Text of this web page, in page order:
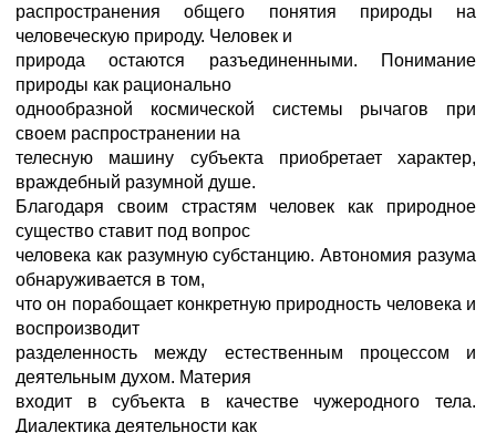
распространения общего понятия природы на
человеческую природу. Человек и
природа остаются разъединенными. Понимание
природы как рационально
однообразной космической системы рычагов при
своем распространении на
телесную машину субъекта приобретает характер,
враждебный разумной душе.
Благодаря своим страстям человек как природное
существо ставит под вопрос
человека как разумную субстанцию. Автономия разума
обнаруживается в том,
что он порабощает конкретную природность человека и
воспроизводит
разделенность между естественным процессом и
деятельным духом. Материя
входит в субъекта в качестве чужеродного тела.
Диалектика деятельности как